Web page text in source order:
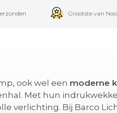
Grootste van
ook wel een moderne
Met hun
verlichting. Bij Barco